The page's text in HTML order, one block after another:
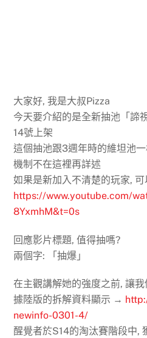
大家好, 我是大叔Pizza
今天要介紹的是全新抽池「諦
14號上架
這個抽池跟3週年時的維坦池
機制不在這裡再詳述
如果是新加入不清楚的玩家,
https://www.youtube.com/
8YxmhM&t=0s
回應影片標題, 值得抽嗎?
兩個字: 「抽爆」
在主觀講解她的強度之前, 讓
據陸版的拆解資料顯示 →
newinfo-0301-4/
醒覺者於S14的淘汰賽階段中,